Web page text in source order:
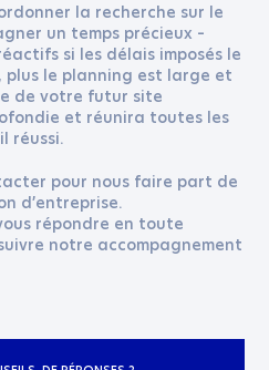
la recherche sur le
un temps précieux –
si les délais imposés le
le planning est large et
de votre futur site
et réunira toutes les
réussi.
pour nous faire part de
d’entreprise.
répondre en toute
notre accompagnement